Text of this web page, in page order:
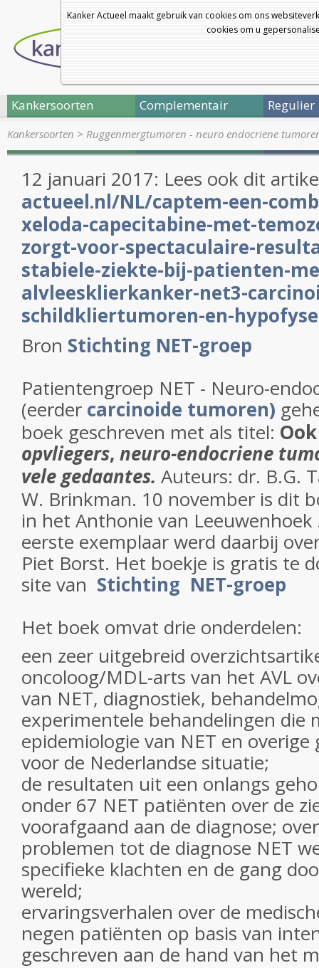
Kanker Actueel maakt gebruik van cookies om ons
cookies om u
Kankersoorten Complementair Regulier
Kankersoorten > Ruggenmergtumoren - neuro endocriene
12 januari 2017: Lees ook dit
actueel.nl/NL/captem-een-
xeloda-capecitabine-met-
zorgt-voor-spectaculaire-
stabiele-ziekte-bij-patienten-
alvleesklierkanker-net3-
schildkliertumoren-en-
Bron Stichting NET-groep
Patientengroep NET - Neuro-
(eerder carcinoide tumoren)
boek geschreven met als titel:
opvliegers, neuro-endocriene
vele gedaantes. Auteurs: dr. B.G.
W. Brinkman. 10 november is dit
in het Anthonie van
eerste exemplaar werd daarbij
Piet Borst. Het boekje is gratis te
site van Stichting NET-groep
Het boek omvat drie onderdelen:
een zeer uitgebreid
oncoloog/MDL-arts van het AVL
van NET, diagnostiek,
experimentele behandelingen die
epidemiologie van NET en overige
voor de Nederlandse situatie;
de resultaten uit een onlangs
onder 67 NET patiënten over de
voorafgaand aan de diagnose;
problemen tot de diagnose NET
specifieke klachten en de gang
wereld;
ervaringsverhalen over de
negen patiënten op basis van
geschreven aan de hand van het